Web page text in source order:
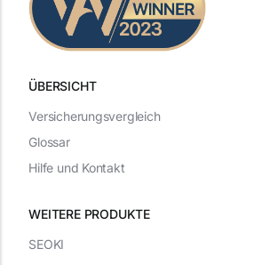
ÜBERSICHT
WEITERE PRODUKTE
Versicherungsvergleich
Glossar
Hilfe und Kontakt
SEOKI